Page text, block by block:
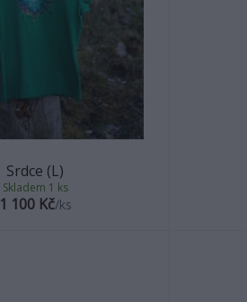
Srdce (L)
1 100 Kč/ks
Skladem 1 ks